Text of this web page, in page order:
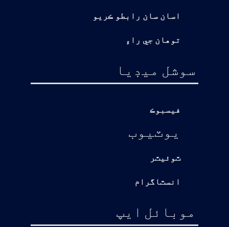
اسان سان رابطو ڪريو
توهان جي راءِ
سوشل ميڊيا
فيسبوڪ
يوٽيوب
ٽوئيٽر
انسٽاگرام
موبائل ايپ